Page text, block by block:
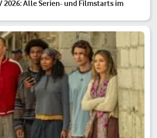
2026: Alle Serien- und Filmstarts im